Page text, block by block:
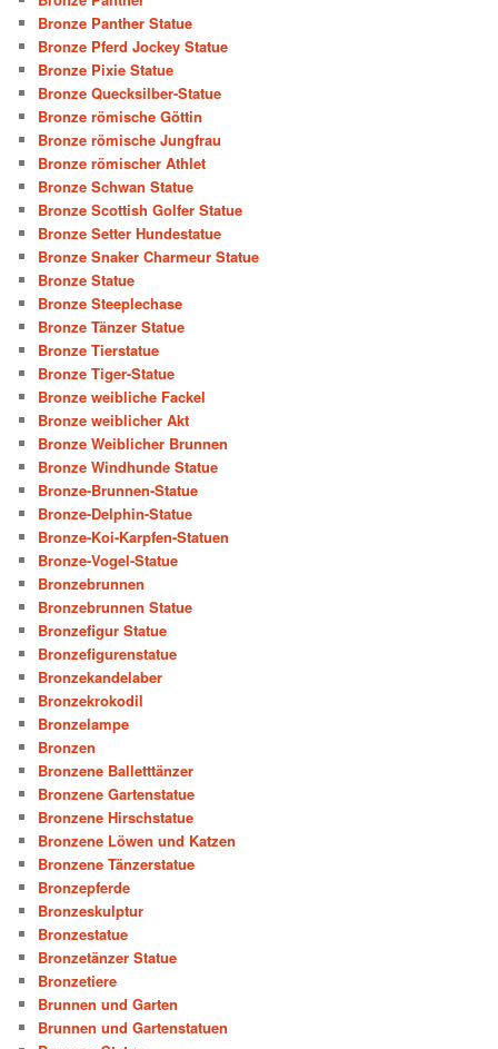
Bronze Panther Statue
Bronze Pferd Jockey Statue
Bronze Pixie Statue
Bronze Quecksilber-Statue
Bronze römische Göttin
Bronze römische Jungfrau
Bronze römischer Athlet
Bronze Schwan Statue
Bronze Scottish Golfer Statue
Bronze Setter Hundestatue
Bronze Snaker Charmeur Statue
Bronze Statue
Bronze Steeplechase
Bronze Tänzer Statue
Bronze Tierstatue
Bronze Tiger-Statue
Bronze weibliche Fackel
Bronze weiblicher Akt
Bronze Weiblicher Brunnen
Bronze Windhunde Statue
Bronze-Brunnen-Statue
Bronze-Delphin-Statue
Bronze-Koi-Karpfen-Statuen
Bronze-Vogel-Statue
Bronzebrunnen
Bronzebrunnen Statue
Bronzefigur Statue
Bronzefigurenstatue
Bronzekandelaber
Bronzekrokodil
Bronzelampe
Bronzen
Bronzene Balletttänzer
Bronzene Gartenstatue
Bronzene Hirschstatue
Bronzene Löwen und Katzen
Bronzene Tänzerstatue
Bronzepferde
Bronzeskulptur
Bronzestatue
Bronzetänzer Statue
Bronzetiere
Brunnen und Garten
Brunnen und Gartenstatuen